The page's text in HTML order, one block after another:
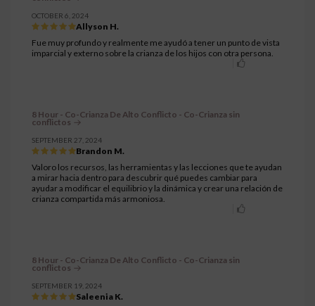
OCTOBER 6, 2024
Allyson H.
Fue muy profundo y realmente me ayudó a tener un punto de vista
imparcial y externo sobre la crianza de los hijos con otra persona.
8 Hour - Co-Crianza De Alto Conflicto - Co-Crianza sin
conflictos
SEPTEMBER 27, 2024
Brandon M.
Valoro los recursos, las herramientas y las lecciones que te ayudan
a mirar hacia dentro para descubrir qué puedes cambiar para
ayudar a modificar el equilibrio y la dinámica y crear una relación de
crianza compartida más armoniosa.
8 Hour - Co-Crianza De Alto Conflicto - Co-Crianza sin
conflictos
SEPTEMBER 19, 2024
Saleenia K.